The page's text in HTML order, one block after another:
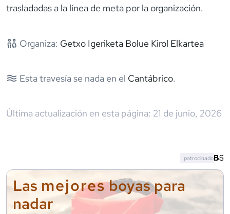
trasladadas a la línea de meta por la organización.
Organiza: Getxo Igeriketa Bolue Kirol Elkartea
Esta travesía se nada en el Cantábrico.
Última actualización en esta página: 21 de junio, 2026
Las mejoresboyas para
nadar
patrocinado